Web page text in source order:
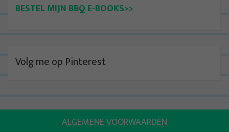
BESTEL MIJN BBQ E-BOOKS>>
Volg me op Pinterest
ALGEMENE VOORWAARDEN